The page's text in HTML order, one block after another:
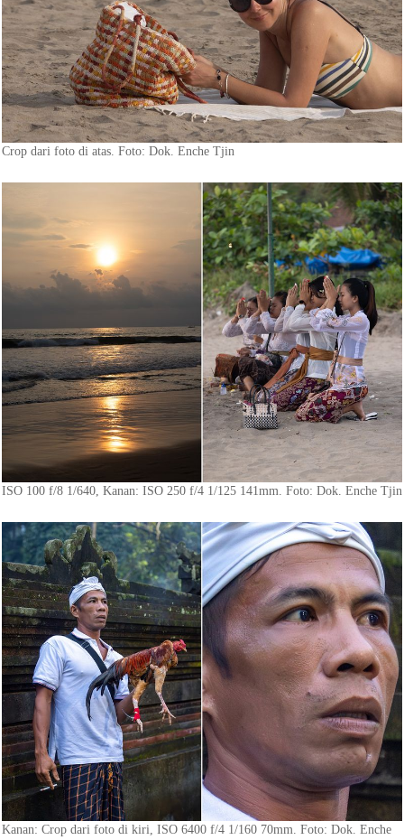
Crop dari foto di atas. Foto: Dok. Enche Tjin
ISO 100 f/8 1/640, Kanan: ISO 250 f/4 1/125 141mm. Foto: Dok. Enche Tjin
Kanan: Crop dari foto di kiri, ISO 6400 f/4 1/160 70mm. Foto: Dok. Enche